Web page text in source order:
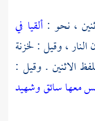
، نحو :ألقيا في
، وقيل : لخزنة
الاثنين . وقيل :
معها سائق وشهيد